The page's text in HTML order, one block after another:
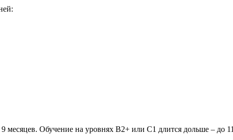
Обучение на уровнях В2+ или С1 длится дольше – до